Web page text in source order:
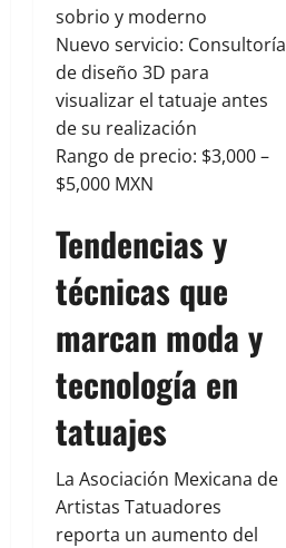
sobrio y moderno
Nuevo servicio: Consultoría
de diseño 3D para
visualizar el tatuaje antes
de su realización
Rango de precio: $3,000 –
$5,000 MXN
Tendencias y
técnicas que
marcan moda y
tecnología en
tatuajes
La Asociación Mexicana de
Artistas Tatuadores
reporta un aumento del